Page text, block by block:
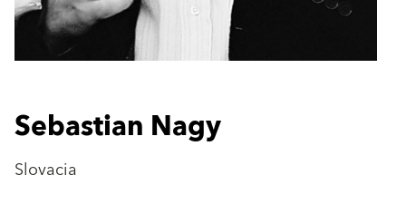
Sebastian Nagy
Slovacia